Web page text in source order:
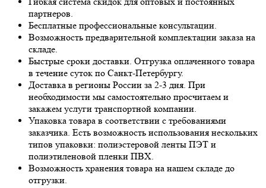
партнеров.
Бесплатные профессиональные консультации.
Возможность предварительной комплектации заказа на
складе.
Быстрые сроки доставки. Отгрузка оплаченного товара
в течение суток по Санкт-Петербургу.
Доставка в регионы России за 2-3 дня. При
необходимости мы самостоятельно просчитаем и
закажем услуги транспортной компании.
Упаковка товара в соответствии с требованиями
заказчика. Есть возможность использования нескольких
типов упаковки: полиэстеровой ленты ПЭТ и
полиэтиленовой пленки ПВХ.
Возможность хранения товара на нашем складе до
отгрузки.